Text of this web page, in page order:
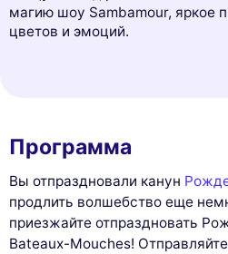
магию шоу Sambamour, яркое
цветов и эмоций.
Программа
Вы отпраздновали канун
продлить волшебство еще
приезжайте отпраздновать
Bateaux-Mouches!